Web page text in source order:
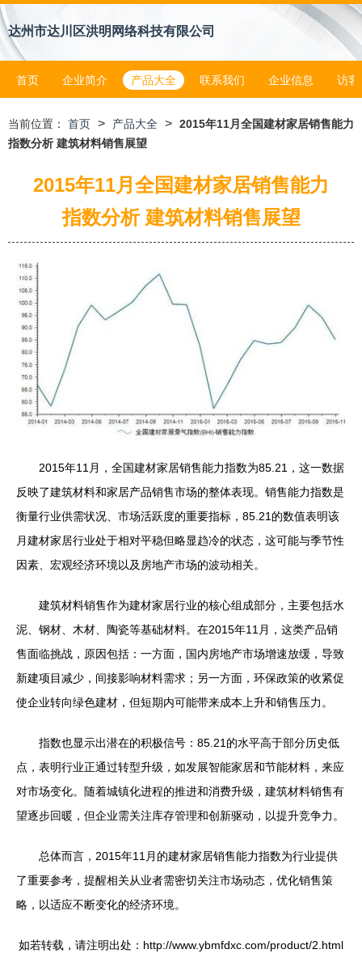
达州市达川区洪明网络科技有限公司
首页 企业简介 产品大全 联系我们 企业信息 访客
当前位置： 首页 > 产品大全 > 2015年11月全国建材家居销售能力
指数分析 建筑材料销售展望
2015年11月全国建材家居销售能力
指数分析 建筑材料销售展望
2015年11月，全国建材家居销售能力指数为85.21，这一数据
反映了建筑材料和家居产品销售市场的整体表现。销售能力指数是
衡量行业供需状况、市场活跃度的重要指标，85.21的数值表明该
月建材家居行业处于相对平稳但略显趋冷的状态，这可能与季节性
因素、宏观经济环境以及房地产市场的波动相关。
建筑材料销售作为建材家居行业的核心组成部分，主要包括水
泥、钢材、木材、陶瓷等基础材料。在2015年11月，这类产品销
售面临挑战，原因包括：一方面，国内房地产市场增速放缓，导致
新建项目减少，间接影响材料需求；另一方面，环保政策的收紧促
使企业转向绿色建材，但短期内可能带来成本上升和销售压力。
指数也显示出潜在的积极信号：85.21的水平高于部分历史低
点，表明行业正通过转型升级，如发展智能家居和节能材料，来应
对市场变化。随着城镇化进程的推进和消费升级，建筑材料销售有
望逐步回暖，但企业需关注库存管理和创新驱动，以提升竞争力。
总体而言，2015年11月的建材家居销售能力指数为行业提供
了重要参考，提醒相关从业者需密切关注市场动态，优化销售策
略，以适应不断变化的经济环境。
如若转载，请注明出处：http://www.ybmfdxc.com/product/2.html